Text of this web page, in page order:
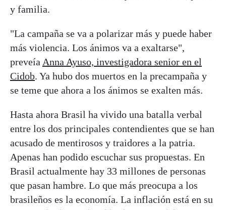
y familia.
"La campaña se va a polarizar más y puede haber
más violencia. Los ánimos va a exaltarse",
preveía Anna Ayuso, investigadora senior en el
Cidob. Ya hubo dos muertos en la precampaña y
se teme que ahora a los ánimos se exalten más.
Hasta ahora Brasil ha vivido una batalla verbal
entre los dos principales contendientes que se han
acusado de mentirosos y traidores a la patria.
Apenas han podido escuchar sus propuestas. En
Brasil actualmente hay 33 millones de personas
que pasan hambre. Lo que más preocupa a los
brasileños es la economía. La inflación está en su